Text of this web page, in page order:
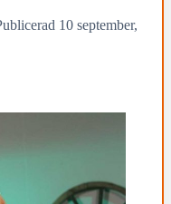
10 september,